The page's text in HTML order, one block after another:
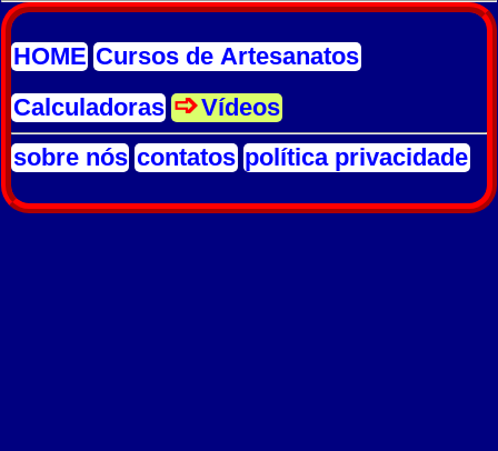
HOME Cursos de Artesanatos
Calculadoras
Vídeos
sobre nós contatos política privacidade